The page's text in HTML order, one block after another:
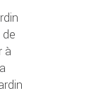
de
à